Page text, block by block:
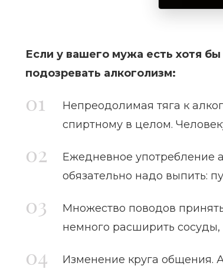
Если у вашего мужа есть хотя
подозревать алкоголизм:
Непреодолимая тяга к
спиртному в целом.
Ежедневное употребление
обязательно надо выпить:
Множество поводов
немного расширить сосуды,
Изменение круга общения.